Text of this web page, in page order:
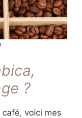
?
voici mes